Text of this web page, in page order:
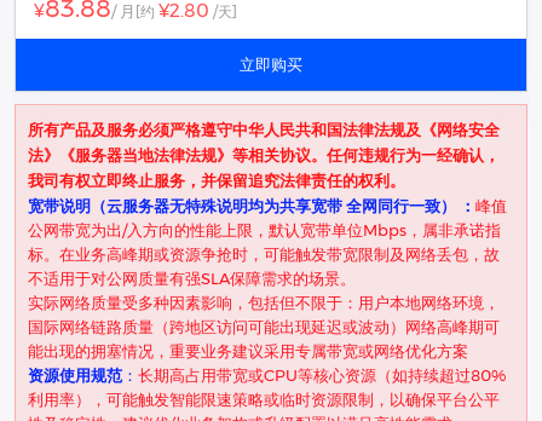
¥83.88/ 月 [约 ¥2.80 /天]
立即购买
所有产品及服务必须严格遵守中华人民共和国法律法规及《网络安全
法》《服务器当地法律法规》等相关协议。任何违规行为一经确认，
我司有权立即终止服务，并保留追究法律责任的权利。
​宽带说明（云服务器无特殊说明均为共享宽带 全网同行一致） ​： 峰值
公网带宽为出/入方向的性能上限，默认宽带单位Mbps，属非承诺指
标。在业务高峰期或资源争抢时，可能触发带宽限制及网络丢包，故
不适用于对公网质量有强SLA保障需求的场景。
实际网络质量受多种因素影响，包括但不限于：用户本地网络环境，
国际网络链路质量（跨地区访问可能出现延迟或波动）网络高峰期可
能出现的拥塞情况，重要业务建议采用专属带宽或网络优化方案
资源使用规范 ​： 长期高占用带宽或CPU等核心资源（如持续超过80%
利用率），可能触发智能限速策略或临时资源限制，以确保平台公平